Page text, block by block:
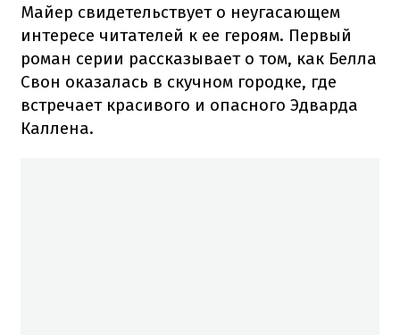
Майер свидетельствует о неугасающем
интересе читателей к ее героям. Первый
роман серии рассказывает о том, как Белла
Свон оказалась в скучном городке, где
встречает красивого и опасного Эдварда
Каллена.